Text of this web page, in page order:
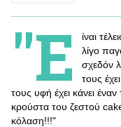
"Ε
ίναι
λίγο
σχεδόν
τους
τους υφή έχει κάνει
κρούστα του ζεστού
κόλαση!!!"